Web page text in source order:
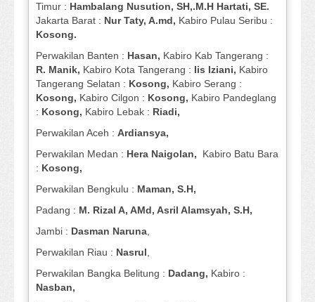
Timur : Hambalang Nusution, SH,.M.H Hartati, SE.
Jakarta Barat : Nur Taty, A.md, Kabiro Pulau Seribu :
Kosong.
Perwakilan Banten : Hasan, Kabiro Kab Tangerang :
R. Manik, Kabiro Kota Tangerang : Iis Iziani, Kabiro
Tangerang Selatan : Kosong, Kabiro Serang :
Kosong, Kabiro Cilgon : Kosong, Kabiro Pandeglang
: Kosong, Kabiro Lebak : Riadi,
Perwakilan Aceh : Ardiansya,
Perwakilan Medan : Hera Naigolan, Kabiro Batu Bara
: Kosong,
Perwakilan Bengkulu : Maman, S.H,
Padang : M. Rizal A, AMd, Asril Alamsyah, S.H,
Jambi : Dasman Naruna,
Perwakilan Riau : Nasrul,
Perwakilan Bangka Belitung : Dadang, Kabiro :
Nasban,